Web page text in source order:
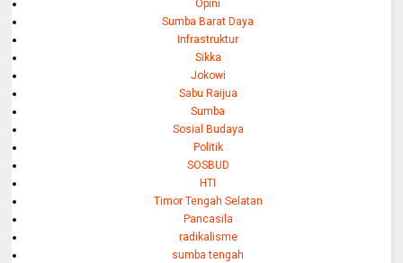
Opini
Sumba Barat Daya
Infrastruktur
Sikka
Jokowi
Sabu Raijua
Sumba
Sosial Budaya
Politik
SOSBUD
HTI
Timor Tengah Selatan
Pancasila
radikalisme
sumba tengah